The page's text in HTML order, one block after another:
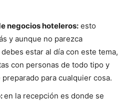
negocios hoteleros: esto
y aunque no parezca
estar al día con este tema,
con personas de todo tipo y
para cualquier cosa.
en la recepción es donde se